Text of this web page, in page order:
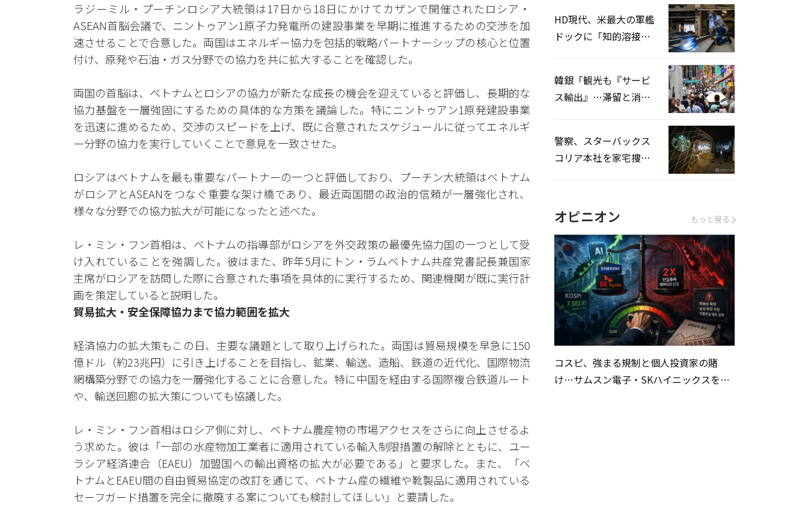
ラジーミル・プーチンロシア大統領は17日から18日にかけてカザンで開催されたロシア・
ASEAN首脳会議で、ニントゥアン1原子力発電所の建設事業を早期に推進するための交渉を加
速させることで合意した。両国はエネルギー協力を包括的戦略パートナーシップの核心と位置
付け、原発や石油・ガス分野での協力を共に拡大することを確認した。
両国の首脳は、ベトナムとロシアの協力が新たな成長の機会を迎えていると評価し、長期的な
協力基盤を一層強固にするための具体的な方策を議論した。特にニントゥアン1原発建設事業
を迅速に進めるため、交渉のスピードを上げ、既に合意されたスケジュールに従ってエネルギ
ー分野の協力を実行していくことで意見を一致させた。
ロシアはベトナムを最も重要なパートナーの一つと評価しており、プーチン大統領はベトナム
がロシアとASEANをつなぐ重要な架け橋であり、最近両国間の政治的信頼が一層強化され、
様々な分野での協力拡大が可能になったと述べた。
レ・ミン・フン首相は、ベトナムの指導部がロシアを外交政策の最優先協力国の一つとして受
け入れていることを強調した。彼はまた、昨年5月にトン・ラムベトナム共産党書記長兼国家
主席がロシアを訪問した際に合意された事項を具体的に実行するため、関連機関が既に実行計
画を策定していると説明した。
貿易拡大・安全保障協力まで協力範囲を拡大
経済協力の拡大策もこの日、主要な議題として取り上げられた。両国は貿易規模を早急に150
億ドル（約23兆円）に引き上げることを目指し、鉱業、輸送、造船、鉄道の近代化、国際物流
網構築分野での協力を一層強化することに合意した。特に中国を経由する国際複合鉄道ルート
や、輸送回廊の拡大策についても協議した。
レ・ミン・フン首相はロシア側に対し、ベトナム農産物の市場アクセスをさらに向上させるよ
う求めた。彼は「一部の水産物加工業者に適用されている輸入制限措置の解除とともに、ユー
ラシア経済連合（EAEU）加盟国への輸出資格の拡大が必要である」と要求した。また、「ベ
トナムとEAEU間の自由貿易協定の改訂を通じて、ベトナム産の繊維や靴製品に適用されている
セーフガード措置を完全に撤廃する案についても検討してほしい」と要請した。
HD現代、米最大の軍艦
ドックに「知的溶接」
韓銀「観光も『サービ
ス輸出』…滞留と消費
警察、スターバックス
コリア本社を家宅捜
オピニオン もっと見る
コスピ、強まる規制と個人投資家の賭
け…サムスン電子・SKハイニックスを巡